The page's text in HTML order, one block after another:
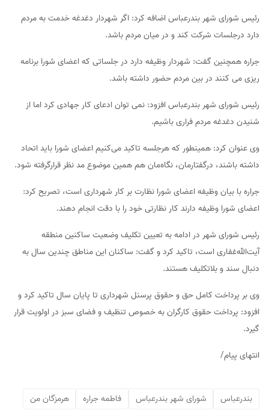
رئیس شورای شهر بندرعباس اضافه کرد: اگر شهردار دغدغه خدمت به مردم
دارد درجلسات شرکت کند و در میان مردم باشد.
جراره همچنین گفت: شهردار وظیفه دارد در جلساتی که اعضای شورا برنامه
ریزی می کنند در بین مردم حضور داشته باشد.
رئیس شورای شهر بندرعباس افزود: نمی توان ادعای کار جهادی کرد اما از
شنیدن دغدغه مردم فراری باشیم.
وی عنوان کرد: همینطور که هرجلسه تاکید می‌کنیم اعضای شورا باید اتحاد
داشته باشند، درگفتارمان، نگاه‌مان هم همین موضوع مد نظر قرارگرفته شود.
جراره با بیان وظیفه اعضای شورا نظارت بر کار شهرداری است، تصریح کرد:
اعضای شورا وظیفه دارند کار نظارتی خود را با دقت انجام دهند.
رئیس شورای شهر در ادامه به تعیین تکلیف وضعیت ساکنین منطقه
آیت‌الله‌غفاری است، تاکید کرد و گفت: ساکنان این مناطق چندین سال به
دنبال سند و بلاتکلیف هستند.
وی بر پرداخت کامل حق و حقوق پرسنل شهرداری تا پایان سال تاکید کرد و
افزود: پرداخت حقوق کارگران به خصوص تنظیف و فضای سبز در اولویت قرار
گیرد.
انتهای پیام/
بندرعباس شورای شهر بندرعباس فاطمه جراره هرمزگان من